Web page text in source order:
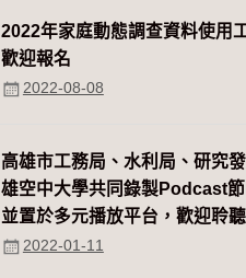
2022年家庭動態調查資料使用
歡迎報名
2022-08-08
高雄市工務局、水利局、研究
雄空中大學共同錄製Podcast節
並置於多元播放平台，歡迎聆聽
2022-01-11